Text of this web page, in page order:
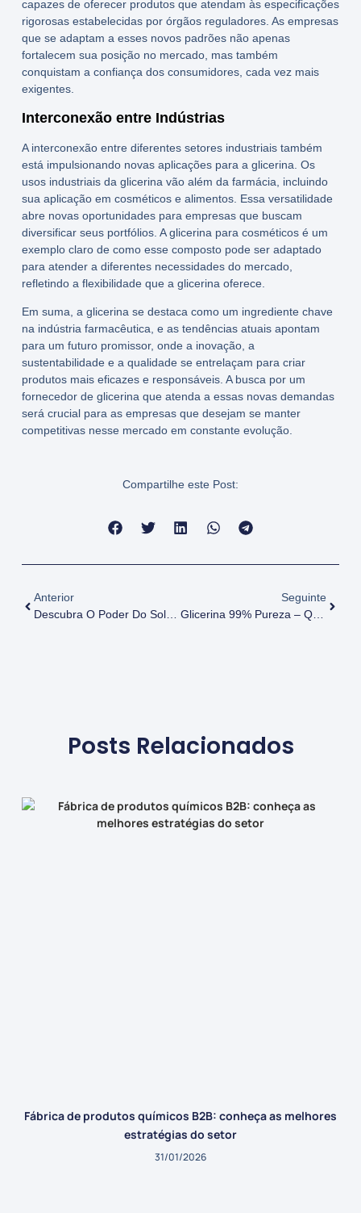
capazes de oferecer produtos que atendam às especificações
rigorosas estabelecidas por órgãos reguladores. As empresas
que se adaptam a esses novos padrões não apenas
fortalecem sua posição no mercado, mas também
conquistam a confiança dos consumidores, cada vez mais
exigentes.
Interconexão entre Indústrias
A interconexão entre diferentes setores industriais também
está impulsionando novas aplicações para a glicerina . Os
usos industriaisda glicerina vão além da farmácia, incluindo
sua aplicação em cosméticos e alimentos. Essa versatilidade
abre novas oportunidades para empresas que buscam
diversificar seus portfólios. Aglicerina para cosméticosé um
exemplo claro de como esse composto pode ser adaptado
para atender a diferentes necessidades do mercado,
refletindo a flexibilidade que a glicerina oferece.
Em suma, a glicerinase destaca como um ingrediente chave
na indústria farmacêutica, e as tendências atuais apontam
para um futuro promissor, onde a inovação, a
sustentabilidade e a qualidade se entrelaçam para criar
produtos mais eficazes e responsáveis. A busca por um
fornecedor de glicerinaque atenda a essas novas demandas
será crucial para as empresas que desejam se manter
competitivas nesse mercado em constante evolução.
Compartilhe este Post:
Anterior
Descubra O Poder Do Solvente E Hidratante Natural Para Sua Indústria
Seguinte
Glicerina 99% Pureza – Qualidade Garantida Para Sua Indústria
Posts Relacionados
Fábrica de produtos químicos B2B: conheça as melhores
estratégias do setor
31/01/2026